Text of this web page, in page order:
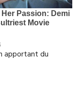
apportant du